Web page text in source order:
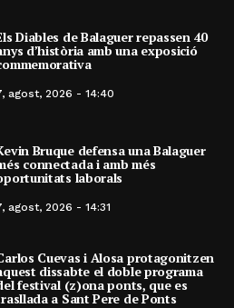
Diables de Balaguer repassen 40
d’història amb una exposició
agost, 2026 - 14:40
Bruque defensa una Balaguer
connectada i amb més
laborals
agost, 2026 - 14:31
Cuevas i Alosa protagonitzen
dissabte el doble programa
festival (z)ona ponts, que es
a Sant Pere de Ponts